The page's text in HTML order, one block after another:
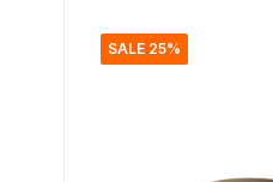
SALE 25%